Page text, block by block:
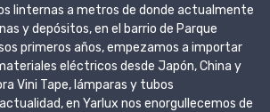
linternas a metros de donde actualmente
y depósitos, en el barrio de Parque
primeros años, empezamos a importar
eléctricos desde Japón, China y
Vini Tape, lámparas y tubos
en Yarlux nos enorgullecemos de